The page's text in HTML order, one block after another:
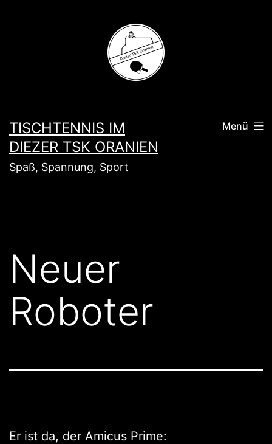
TISCHTENNIS IM
DIEZER TSK ORANIEN
Spaß, Spannung, Sport
Menü
Neuer
Roboter
Er ist da, der Amicus Prime: